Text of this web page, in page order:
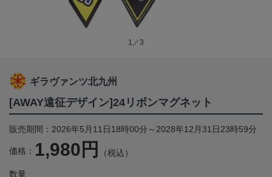
1／3
ギラヴァンツ北九州
[AWAY遠征デザイン]24リボンマグネット
販売期間：2026年5月11日18時00分～2028年12月31日23時59分
価格： 1,980円 （税込）
数量